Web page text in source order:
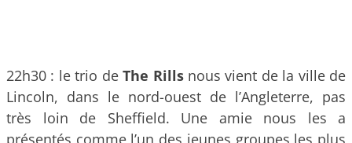
22h30 : le trio deThe Rillsnous vient de la ville de
Lincoln, dans le nord-ouest de l’Angleterre, pas
très loin de Sheffield. Une amie nous les a
présentés comme l’un des jeunes groupes les plus